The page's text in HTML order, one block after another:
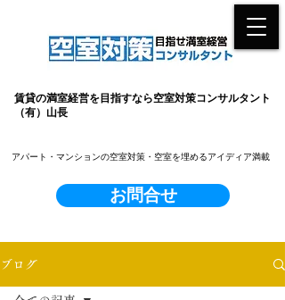
賃貸の満室経営を目指すなら空室対策コンサルタント
（有）山長
お問合せ
​アパート・マンションの空室対策・空室を埋めるアイディア満載
ブログ